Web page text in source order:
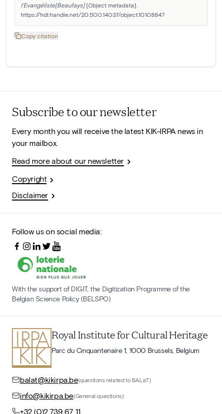
l'Evangéliste[Beaufays] [Object metadata].
https://hdl.handle.net/20.500.14037/object.10108847
Copy citation
Subscribe to our newsletter
Every month you will receive the latest KIK-IRPA news in
your mailbox.
Read more about our newsletter
Copyright
Disclaimer
Follow us on social media:
With the support of DIGIT, the Digitization Programme of the
Belgian Science Policy (BELSPO)
Royal Institute for Cultural Heritage
Parc du Cinquantenaire 1, 1000 Brussels, Belgium
balat@kikirpa.be(questions related to BALaT)
info@kikirpa.be(General questions)
+32 (0)2 739 67 11